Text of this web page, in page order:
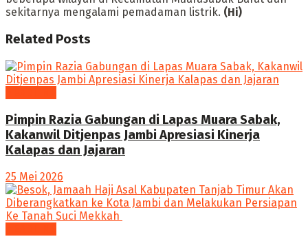
sekitarnya mengalami pemadaman listrik. (Hi)
Related Posts
Pimpin Razia Gabungan di Lapas Muara Sabak,
Kakanwil Ditjenpas Jambi Apresiasi Kinerja
Kalapas dan Jajaran
25 Mei 2026